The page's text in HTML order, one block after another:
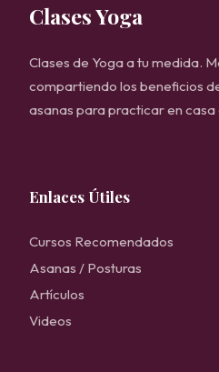
Clases Yoga
Clases de Yoga a tu medida.
compartiendo los beneficios
asanas para practicar en
Enlaces Útiles
Cursos Recomendados
Asanas / Posturas
Artículos
Videos